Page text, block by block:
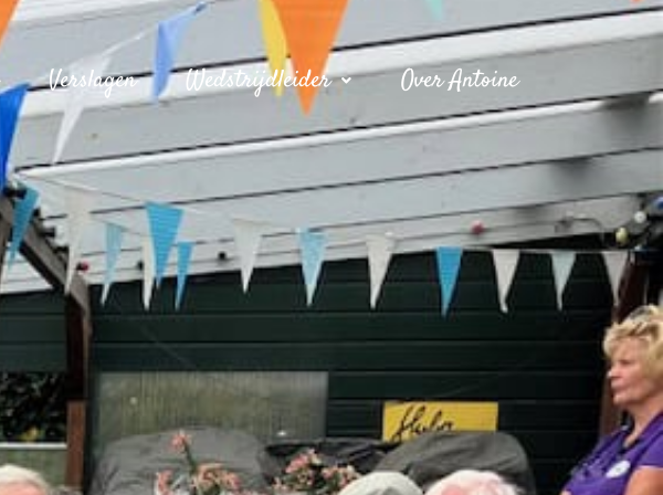
Verslagen Wedstrijdleider
Over Antoine